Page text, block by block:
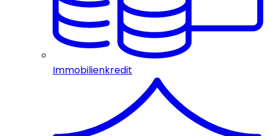
Immobilienkredit